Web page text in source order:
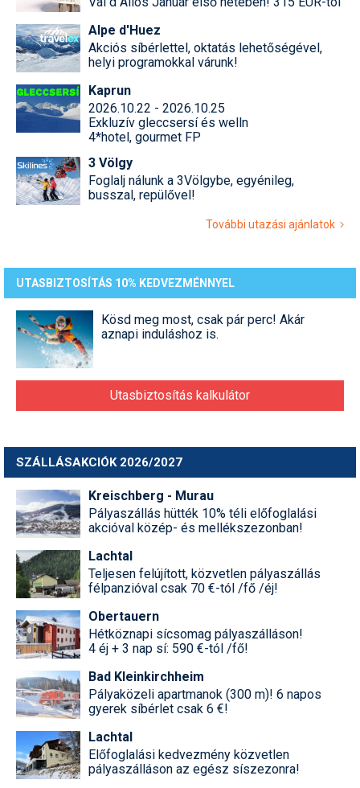
Alpe d'Huez
Akciós síbérlettel, oktatás lehetőségével,
helyi programokkal várunk!
Kaprun
2026.10.22 - 2026.10.25
Exkluzív gleccsersí és welln
4*hotel, gourmet FP
3 Völgy
Foglalj nálunk a 3Völgybe, egyénileg,
busszal, repülővel!
További utazási ajánlatok
UTASBIZTOSÍTÁS 10% KEDVEZMÉNNYEL
Kösd meg most, csak pár perc! Akár
aznapi induláshoz is.
Utasbiztosítás kalkulátor
SZÁLLÁSAKCIÓK 2026/2027
Kreischberg - Murau
Pályaszállás hütték 10% téli előfoglalási
akcióval közép- és mellékszezonban!
Lachtal
Teljesen felújított, közvetlen pályaszállás
félpanzióval csak 70 €-tól /fő /éj!
Obertauern
Hétköznapi sícsomag pályaszálláson!
4 éj + 3 nap sí: 590 €-tól /fő!
Bad Kleinkirchheim
Pályaközeli apartmanok (300 m)! 6 napos
gyerek síbérlet csak 6 €!
Lachtal
Előfoglalási kedvezmény közvetlen
pályaszálláson az egész síszezonra!